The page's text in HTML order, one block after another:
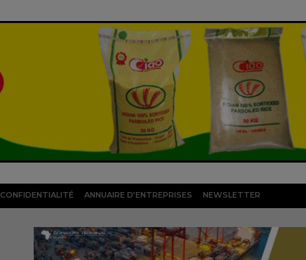
CONFIDENTIALITÉ ANNUAIRE D’ENTREPRISES NEWSLETTER